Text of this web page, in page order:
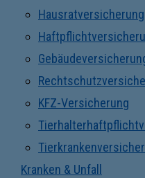
Hausratversicherung
KFZ-Versicherung
Kranken & Unfall